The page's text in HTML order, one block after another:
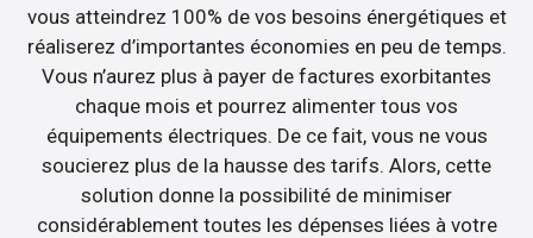
vous atteindrez 100% de vos besoins énergétiques et
réaliserez d’importantes économies en peu de temps.
Vous n’aurez plus à payer de factures exorbitantes
chaque mois et pourrez alimenter tous vos
équipements électriques. De ce fait, vous ne vous
soucierez plus de la hausse des tarifs. Alors, cette
solution donne la possibilité de minimiser
considérablement toutes les dépenses liées à votre